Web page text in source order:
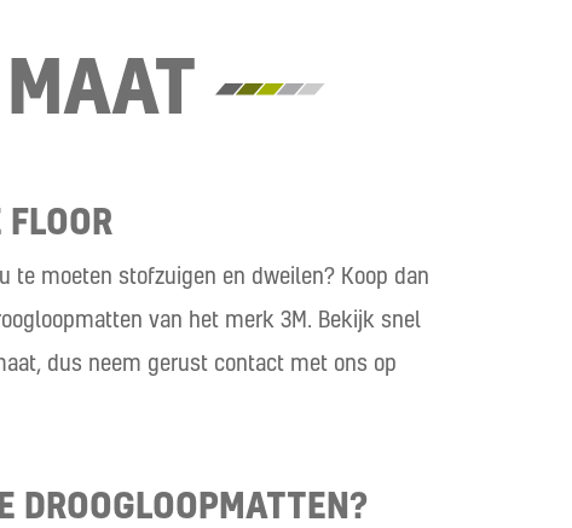
te moeten stofzuigen en dweilen? Koop dan
van het merk 3M. Bekijk snel
dus neem gerust contact met ons op
DROOGLOOPMATTEN?